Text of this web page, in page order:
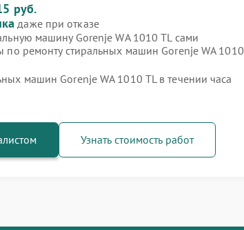
руб.
даже при отказе
машину Gorenje WA 1010 TL сами
по ремонту стиральных машин Gorenje WA 1010
машин Gorenje WA 1010 TL в течении часа
Узнать стоимость работ